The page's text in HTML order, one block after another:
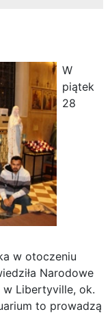
W
piątek
28
w otoczeniu
Narodowe
w Libertyville, ok.
to prowadzą